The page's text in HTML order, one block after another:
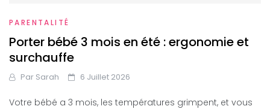
PARENTALITÉ
Porter bébé 3 mois en été : ergonomie et
surchauffe
Par Sarah 6 Juillet 2026
Votre bébé a 3 mois, les températures grimpent, et vous